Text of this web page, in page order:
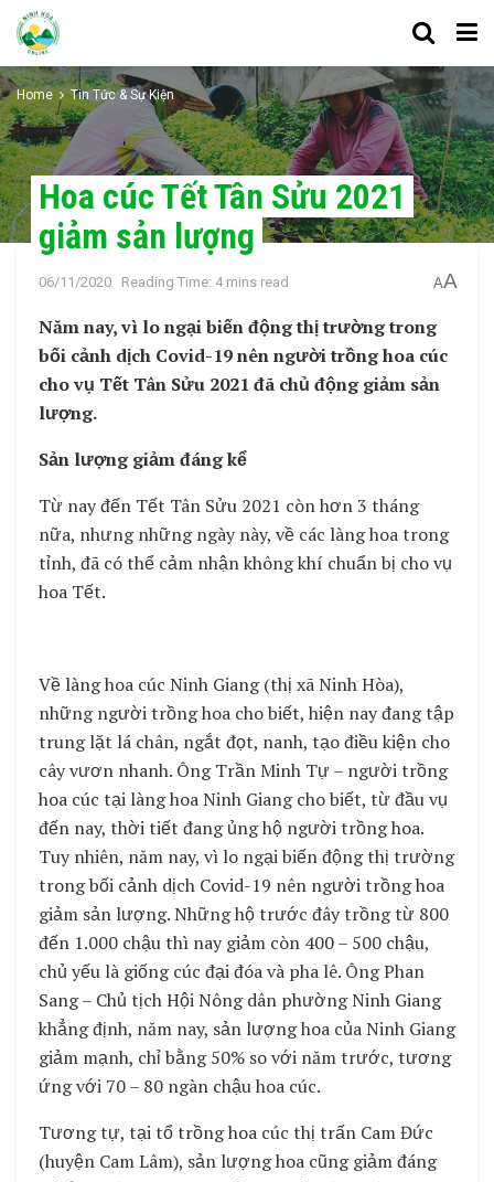
Home Tin Tức & Sự Kiện
Hoa cúc Tết Tân Sửu 2021
giảm sản lượng
06/11/2020 Reading Time: 4 mins read AA
Năm nay, vì lo ngại biến động thị trường trong
bối cảnh dịch Covid-19 nên người trồng hoa cúc
cho vụ Tết Tân Sửu 2021 đã chủ động giảm sản
lượng.
Sản lượng giảm đáng kể
Từ nay đến Tết Tân Sửu 2021 còn hơn 3 tháng
nữa, nhưng những ngày này, về các làng hoa trong
tỉnh, đã có thể cảm nhận không khí chuẩn bị cho vụ
hoa Tết.
Về làng hoa cúc Ninh Giang (thị xã Ninh Hòa),
những người trồng hoa cho biết, hiện nay đang tập
trung lặt lá chân, ngắt đọt, nanh, tạo điều kiện cho
cây vươn nhanh. Ông Trần Minh Tự – người trồng
hoa cúc tại làng hoa Ninh Giang cho biết, từ đầu vụ
đến nay, thời tiết đang ủng hộ người trồng hoa.
Tuy nhiên, năm nay, vì lo ngại biến động thị trường
trong bối cảnh dịch Covid-19 nên người trồng hoa
giảm sản lượng. Những hộ trước đây trồng từ 800
đến 1.000 chậu thì nay giảm còn 400 – 500 chậu,
chủ yếu là giống cúc đại đóa và pha lê. Ông Phan
Sang – Chủ tịch Hội Nông dân phường Ninh Giang
khẳng định, năm nay, sản lượng hoa của Ninh Giang
giảm mạnh, chỉ bằng 50% so với năm trước, tương
ứng với 70 – 80 ngàn chậu hoa cúc.
Tương tự, tại tổ trồng hoa cúc thị trấn Cam Đức
(huyện Cam Lâm), sản lượng hoa cũng giảm đáng